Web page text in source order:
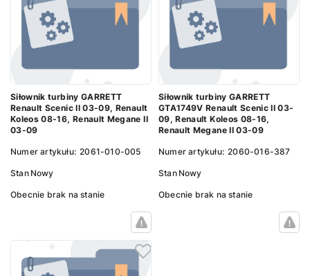
Siłownik turbiny GARRETT
Renault Scenic II 03-09, Renault
Koleos 08-16, Renault Megane II
03-09
Numer artykułu: 2061-010-005
Stan Nowy
Obecnie brak na stanie
Siłownik turbiny GARRETT
GTA1749V Renault Scenic II 03-
09, Renault Koleos 08-16,
Renault Megane II 03-09
Numer artykułu: 2060-016-387
Stan Nowy
Obecnie brak na stanie